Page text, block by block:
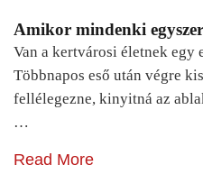
Amikor mindenki
Van a kertvárosi életnek egy
Többnapos eső után végre
fellélegezne, kinyitná az
…
Read More